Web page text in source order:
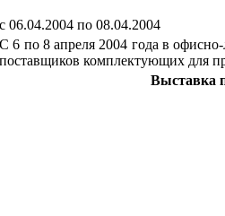
c 06.04.2004 по 08.04.2004
С 6 по 8 апреля 2004 года в
поставщиков комплектующих для
Выставка